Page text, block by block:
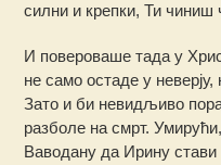
силни и крепки, Ти чиниш
И повероваше тада у
не само остаде у
Зато и би невидљиво
разболе на смрт.
Ваводану да Ирину стави